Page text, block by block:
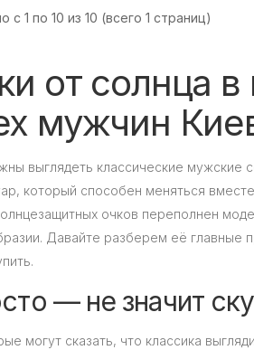
с 1 по 10 из 10 (всего 1 страниц)
от солнца
мужчин
выглядеть классические
который способен меняться
очков переполнен
Давайте разберем её главные
— не значит
могут сказать, что классика